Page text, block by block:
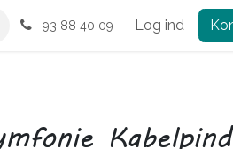
93 88 40 09 Log ind